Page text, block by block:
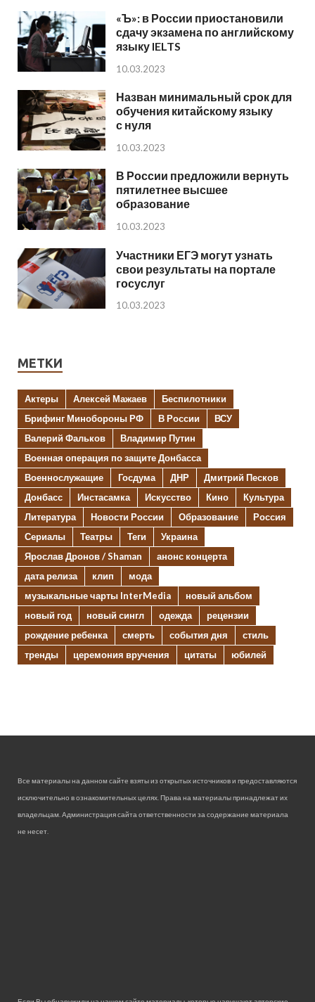
«Ъ»: в России приостановили
сдачу экзамена по английскому
языку IELTS
10.03.2023
Назван минимальный срок для
обучения китайскому языку
с нуля
10.03.2023
В России предложили вернуть
пятилетнее высшее
образование
10.03.2023
Участники ЕГЭ могут узнать
свои результаты на портале
госуслуг
10.03.2023
МЕТКИ
Актеры Алексей Мажаев
Беспилотники
Брифинг Минобороны РФ
В России
ВСУ
Валерий Фальков
Владимир Путин
Военная операция по защите Донбасса
Военнослужащие
Госдума ДНР
Дмитрий Песков
Донбасс
Инстасамка Искусство Кино
Культура
Литература
Новости России Образование
Россия
Сериалы
Театры Теги
Украина
Ярослав Дронов / Shaman
анонс концерта
дата релиза
клип
мода
музыкальные чарты InterMedia
новый альбом
новый год
новый сингл одежда
рецензии
рождение ребенка
смерть события дня
стиль
тренды
церемония вручения цитаты юбилей
Все материалы на данном сайте взяты из открытых источников и предоставляются
исключительно в ознакомительных целях. Права на материалы принадлежат их
владельцам. Администрация сайта ответственности за содержание материала
не несет.